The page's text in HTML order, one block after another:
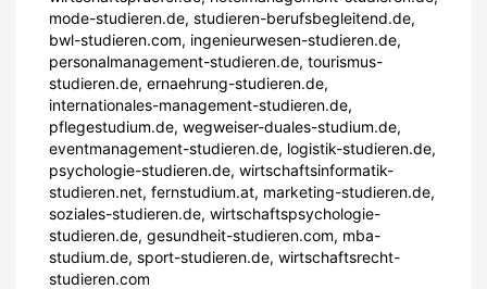
mode-studieren.de, studieren-berufsbegleitend.de,
bwl-studieren.com, ingenieurwesen-studieren.de,
personalmanagement-studieren.de, tourismus-
studieren.de, ernaehrung-studieren.de,
internationales-management-studieren.de,
pflegestudium.de, wegweiser-duales-studium.de,
eventmanagement-studieren.de, logistik-studieren.de,
psychologie-studieren.de, wirtschaftsinformatik-
studieren.net, fernstudium.at, marketing-studieren.de,
soziales-studieren.de, wirtschaftspsychologie-
studieren.de, gesundheit-studieren.com, mba-
studium.de, sport-studieren.de, wirtschaftsrecht-
studieren.com